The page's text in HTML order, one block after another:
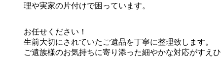
理や実家の片付けで困っています。
お任せください！
生前大切にされていたご遺品を丁寧に整理致します。
ご遺族様のお気持ちに寄り添った細やかな対応がすえ